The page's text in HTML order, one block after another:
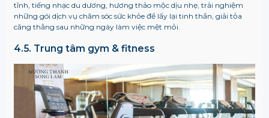
tĩnh, tiếng nhạc du dương, hương thảo mộc dịu nhẹ, trải nghiệm
những gói dịch vụ chăm sóc sức khỏe để lấy lại tinh thần, giải tỏa
căng thẳng sau những ngày làm việc mệt mỏi.
4.5. Trung tâm gym & fitness